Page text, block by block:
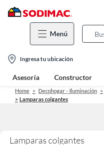
Menú
location-
icon
Ingresa tu ubicación
Asesoría Constructor
Home Decohogar - Iluminación
Lamparas colgantes
Lamparas colgantes